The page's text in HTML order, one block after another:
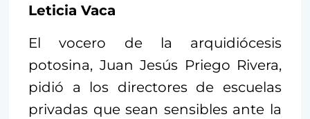
Leticia Vaca
El vocero de la arquidiócesis
potosina, Juan Jesús Priego Rivera,
pidió a los directores de escuelas
privadas que sean sensibles ante la